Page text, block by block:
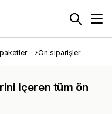
paketler Ön siparişler
içeren tüm ön